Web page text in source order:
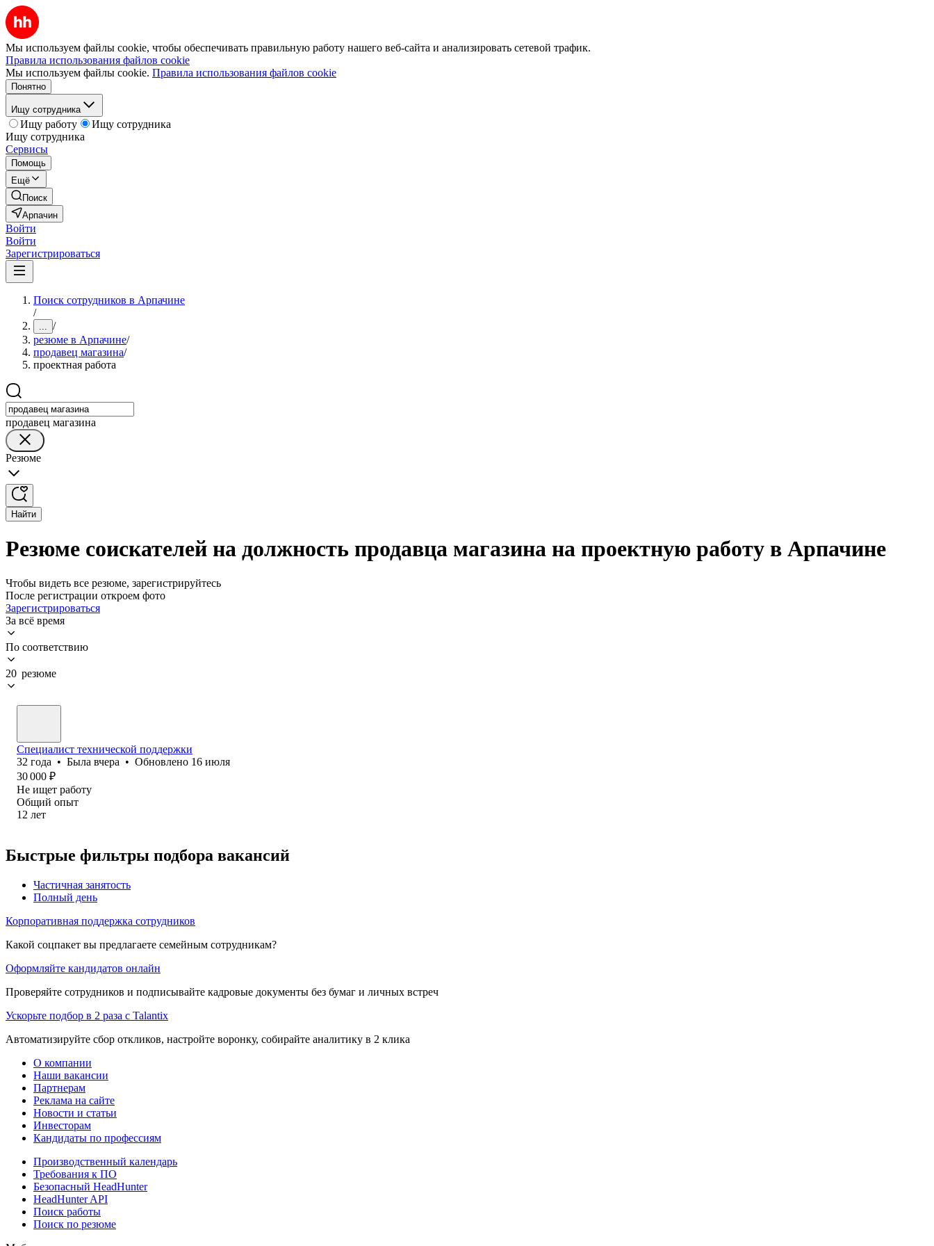
Мы используем файлы cookie, чтобы обеспечивать правильную работу нашего веб-сайта и анализировать сетевой трафик.
Правила использования файлов cookie
Мы используем файлы cookie. Правила использования файлов cookie
Понятно
Ищу сотрудника
Ищу работу
Ищу сотрудника
Ищу сотрудника
Сервисы
Помощь
Ещё
Поиск
Арпачин
Войти
Войти
Зарегистрироваться
Поиск сотрудников в Арпачине
/
... /
резюме в Арпачине/
продавец магазина/
проектная работа
продавец магазина
Резюме
Найти
Резюме соискателей на должность продавца магазина на проектную работу в Арпачине
Чтобы видеть все резюме, зарегистрируйтесь
После регистрации откроем фото
Зарегистрироваться
За всё время
По соответствию
20 резюме
Специалист технической поддержки
32 года • Была вчера • Обновлено 16 июля
30 000 ₽
Не ищет работу
Общий опыт
12 лет
Быстрые фильтры подбора вакансий
Частичная занятость
Полный день
Корпоративная поддержка сотрудников
Какой соцпакет вы предлагаете семейным сотрудникам?
Оформляйте кандидатов онлайн
Проверяйте сотрудников и подписывайте кадровые документы без бумаг и личных встреч
Ускорьте подбор в 2 раза с Talantix
Автоматизируйте сбор откликов, настройте воронку, собирайте аналитику в 2 клика
О компании
Наши вакансии
Партнерам
Реклама на сайте
Новости и статьи
Инвесторам
Кандидаты по профессиям
Производственный календарь
Требования к ПО
Безопасный HeadHunter
HeadHunter API
Поиск работы
Поиск по резюме